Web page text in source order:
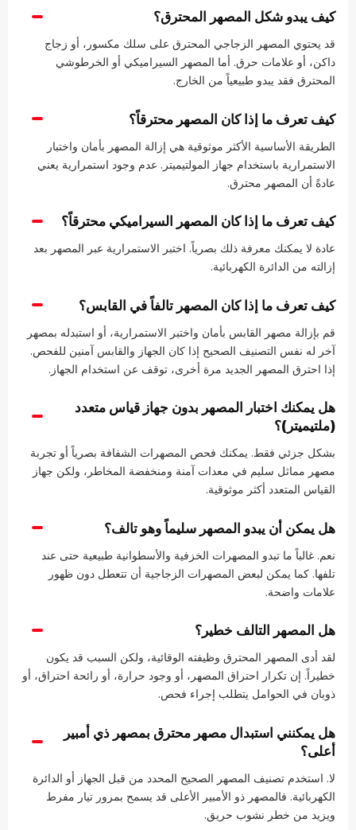
كيف يبدو شكل المصهر المحترق؟
قد يحتوي المصهر الزجاجي المحترق على سلك مكسور، أو زجاج
داكن، أو علامات حرق. أما المصهر السيراميكي أو الخرطوشي
المحترق فقد يبدو طبيعياً من الخارج.
كيف تعرف ما إذا كان المصهر محترقاً؟
الطريقة الأساسية الأكثر موثوقية هي إزالة المصهر بأمان واختبار
الاستمرارية باستخدام جهاز المولتيميتر. عدم وجود استمرارية يعني
عادةً أن المصهر محترق.
كيف تعرف ما إذا كان المصهر السيراميكي محترقاً؟
عادة لا يمكنك معرفة ذلك بصرياً. اختبر الاستمرارية عبر المصهر بعد
إزالته من الدائرة الكهربائية.
كيف تعرف ما إذا كان المصهر تالفاً في القابس؟
قم بإزالة مصهر القابس بأمان واختبر الاستمرارية، أو استبدله بمصهر
آخر له نفس التصنيف الصحيح إذا كان الجهاز والقابس آمنين للفحص.
إذا احترق المصهر الجديد مرة أخرى، توقف عن استخدام الجهاز.
هل يمكنك اختبار المصهر بدون جهاز قياس متعدد
(ملتيميتر)؟
بشكل جزئي فقط. يمكنك فحص المصهرات الشفافة بصرياً أو تجربة
مصهر مماثل سليم في معدات آمنة ومنخفضة المخاطر، ولكن جهاز
القياس المتعدد أكثر موثوقية.
هل يمكن أن يبدو المصهر سليماً وهو تالف؟
نعم. غالباً ما تبدو المصهرات الخزفية والأسطوانية طبيعية حتى عند
تلفها. كما يمكن لبعض المصهرات الزجاجية أن تتعطل دون ظهور
علامات واضحة.
هل المصهر التالف خطير؟
لقد أدى المصهر المحترق وظيفته الوقائية، ولكن السبب قد يكون
خطيراً. إن تكرار احتراق المصهر، أو وجود حرارة، أو رائحة احتراق، أو
ذوبان في الحوامل يتطلب إجراء فحص.
هل يمكنني استبدال مصهر محترق بمصهر ذي أمبير
أعلى؟
لا. استخدم تصنيف المصهر الصحيح المحدد من قبل الجهاز أو الدائرة
الكهربائية. فالمصهر ذو الأمبير الأعلى قد يسمح بمرور تيار مفرط
ويزيد من خطر نشوب حريق.